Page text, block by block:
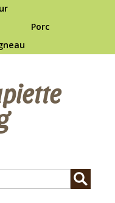
Porc